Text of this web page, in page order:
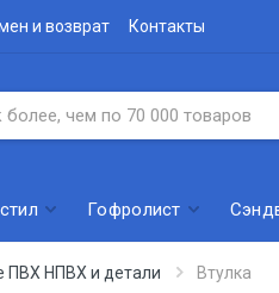
и возврат Контакты
Гофролист
ПВХ НПВХ и детали Втулка